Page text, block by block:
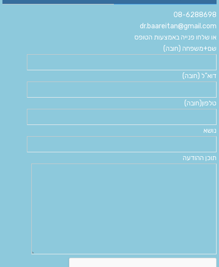
08-6288698
dr.baareitan@gmail.com
או שלחו פנייה באמצעות הטופס
שם+משפחה (חובה)
דוא"ל (חובה)
טלפון(חובה)
נושא
תוכן ההודעה